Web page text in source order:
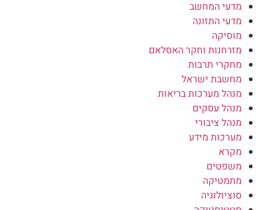
מדעי המחשב
מדעי התזונה
מוסיקה
מזרחנות וחקר האסלאם
מחקרי תרבות
מחשבת ישראל
מנהל מערכות בריאות
מנהל עסקים
מנהל ציבורי
מערכות מידע
מקרא
משפטים
מתמטיקה
סוציולוגיה